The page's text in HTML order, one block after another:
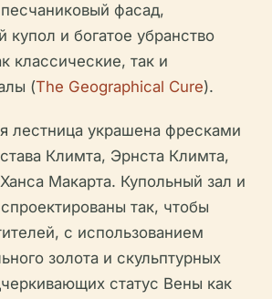
фасад,
купол и богатое убранство
классические, так и
(The Geographical Cure).
лестница украшена фресками
Климта, Эрнста Климта,
Макарта. Купольный зал и
так, чтобы
с использованием
золота и скульптурных
статус Вены как